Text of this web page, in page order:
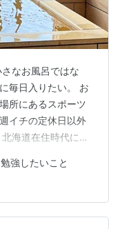
なお風呂ではな
毎日入りたい。 お
所にあるスポーツ
イチの定休日以外
海道在住時代に通
中の１２時だった
早いのですよ😞
ちゃんに叱られ
送していたので、
強したいこと